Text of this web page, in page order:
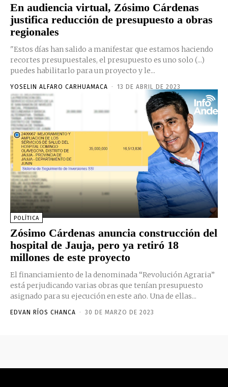
En audiencia virtual, Zósimo Cárdenas
justifica reducción de presupuesto a obras
regionales
"Estos días han salido a manifestar que estamos haciendo
recortes presupuestales, el presupuesto es uno solo (...)
puedes habilitarlo para un proyecto y le...
YOSELIN ALFARO CARHUAMACA - 13 DE ABRIL DE 2023
POLÍTICA
Zósimo Cárdenas anuncia construcción del
hospital de Jauja, pero ya retiró 18
millones de este proyecto
El financiamiento de la denominada “Revolución Agraria”
está perjudicando varias obras que tenían presupuesto
asignado para su ejecución en este año. Una de ellas...
EDVAN RÍOS CHANCA - 30 DE MARZO DE 2023